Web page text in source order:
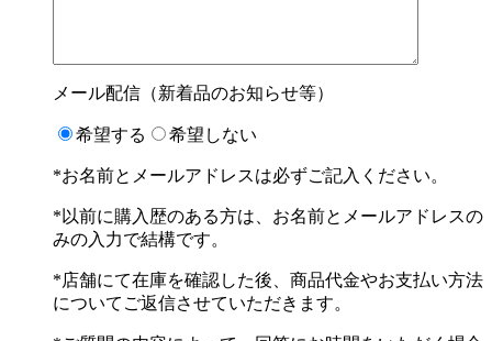
メール配信（新着品のお知らせ等）
希望する 希望しない
*お名前とメールアドレスは必ずご記入ください。
*以前に購入歴のある方は、お名前とメールアドレスの
みの入力で結構です。
*店舗にて在庫を確認した後、商品代金やお支払い方法
についてご返信させていただきます。